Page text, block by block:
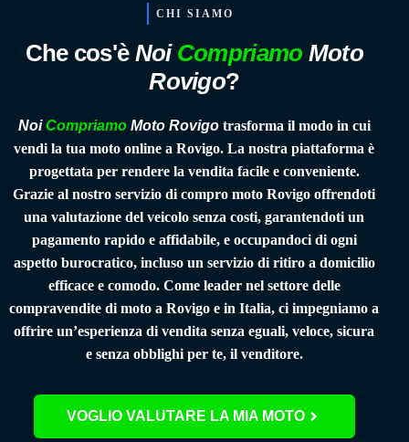
CHI SIAMO
Che cos'è Noi Compriamo Moto
Rovigo?
NoiCompriamoMoto Rovigotrasforma il modo in cui
vendi la tua moto online a Rovigo. La nostra piattaforma è
progettata per rendere la vendita facile e conveniente.
Grazie al nostro servizio dicompro moto Rovigo offrendoti
una valutazione del veicolo senza costi, garantendoti un
pagamento rapido e affidabile, e occupandoci di ogni
aspetto burocratico, incluso un servizio di ritiro a domicilio
efficace e comodo. Come leader nel settore delle
compravendite di moto a Rovigo e in Italia, ci impegniamo a
offrire un’esperienza di vendita senza eguali, veloce, sicura
e senza obblighi per te, il venditore.
VOGLIO VALUTARE LA MIA MOTO